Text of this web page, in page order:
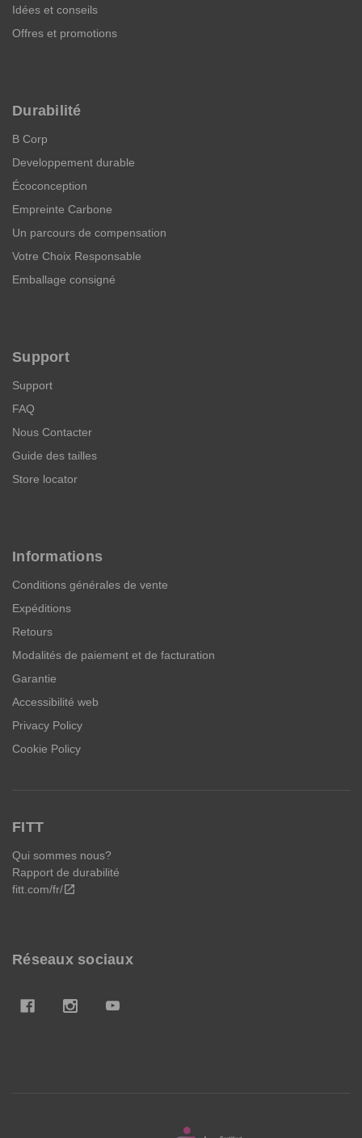
Idées et conseils
Offres et promotions
Durabilité
B Corp
Developpement durable
Écoconception
Empreinte Carbone
Un parcours de compensation
Votre Choix Responsable
Emballage consigné
Support
Support
FAQ
Nous Contacter
Guide des tailles
Store locator
Informations
Conditions générales de vente
Expéditions
Retours
Modalités de paiement et de facturation
Garantie
Accessibilité web
Privacy Policy
Cookie Policy
FITT
Qui sommes nous?
Rapport de durabilité
fitt.com/fr/open_in_new
Réseaux sociaux
FITT